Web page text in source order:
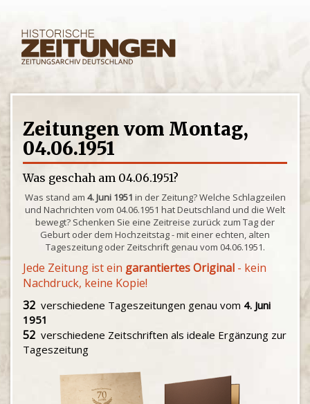
Zeitungen vom Montag,
04.06.1951
Was geschah am 04.06.1951?
Was stand am 4. Juni 1951 in der Zeitung? Welche Schlagzeilen
und Nachrichten vom 04.06.1951 hat Deutschland und die Welt
bewegt? Schenken Sie eine Zeitreise zurück zum Tag der
Geburt oder dem Hochzeitstag - mit einer echten, alten
Tageszeitung oder Zeitschrift genau vom 04.06.1951.
Jede Zeitung ist ein garantiertes Original - kein
Nachdruck, keine Kopie!
32 verschiedene Tageszeitungen genau vom 4. Juni
1951
52 verschiedene Zeitschriften als ideale Ergänzung zur
Tageszeitung